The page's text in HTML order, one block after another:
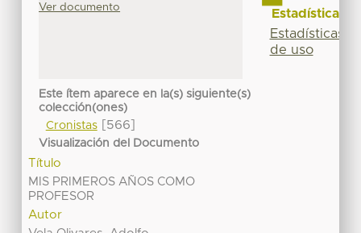
Ver documento
Este ítem aparece en la(s) siguiente(s)
colección(ones)
Cronistas[566]
Visualización del Documento
Título
MIS PRIMEROS AÑOS COMO
PROFESOR
Autor
Estadísticas
Estadísticas
de uso